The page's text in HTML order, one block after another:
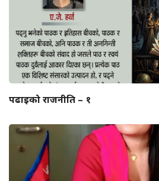
पढाइको राजनीति – १